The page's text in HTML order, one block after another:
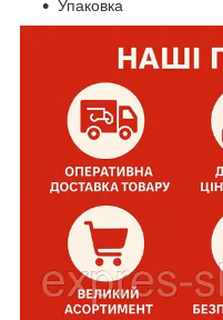
Упаковка